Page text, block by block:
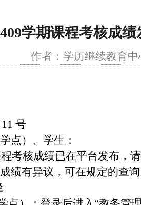
学期课程考核成
作者：学历继续教
号
点）、学生：
考核成绩已在平台发布，
绩有异议，可在规定的查